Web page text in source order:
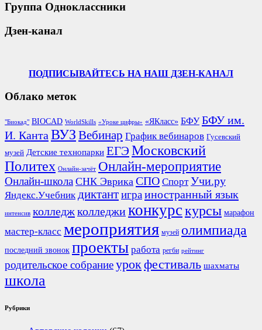
Группа Одноклассники
Дзен-канал
ПОДПИСЫВАЙТЕСЬ НА НАШ ДЗЕН-КАНАЛ
Облако меток
"Биокад" BIOCAD WorldSkills «Уроке цифры» «ЯКласс» БФУ БФУ им.
И. Канта ВУЗ Вебинар График вебинаров Гусевский
музей Детские технопарки ЕГЭ Московский
Политех Онлайн-зачёт Онлайн-мероприятие
Онлайн-школа СНК Эврика СПО Спорт Учи.ру
Яндекс.Учебник диктантиграиностранный язык
интенсив колледжколледжиконкурскурсы марафон
мастер-класс мероприятия музей олимпиада
последний звонок проекты работа регби рейтинг
родительское собраниеурокфестиваль шахматы
школа
Рубрики